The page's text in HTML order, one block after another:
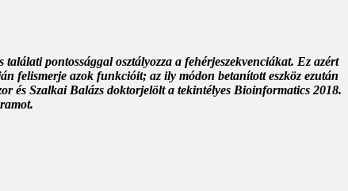
pontossággal osztályozza a fehérjeszekvenciákat. Ez azért
felismerje azok funkcióit; az ily módon betanított eszköz ezután
és Szalkai Balázs doktorjelölt a tekintélyes Bioinformatics 2018.